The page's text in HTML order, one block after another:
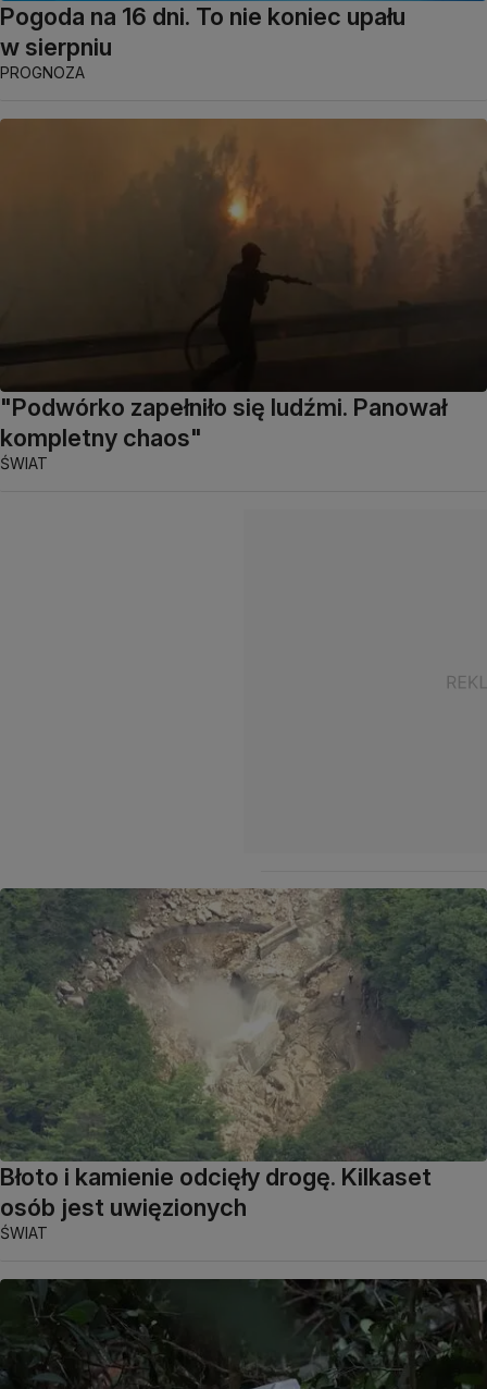
Pogoda na 16 dni. To nie koniec upału
w sierpniu
PROGNOZA
"Podwórko zapełniło się ludźmi. Panował
kompletny chaos"
ŚWIAT
Błoto i kamienie odcięły drogę. Kilkaset
osób jest uwięzionych
ŚWIAT